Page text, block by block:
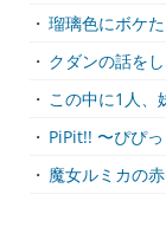
・ 瑠璃色にボケ
・ クダンの話を
・ この中に1人、
・ PiPit!! 〜ぴぴ
・ 魔女ルミカの